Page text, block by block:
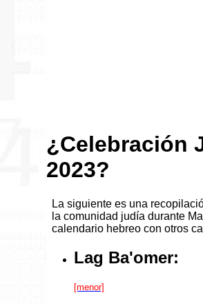
¿Celebración
2023?
La siguiente es una
la comunidad judía durante
calendario hebreo con otros
Lag Ba'omer:
[menor]